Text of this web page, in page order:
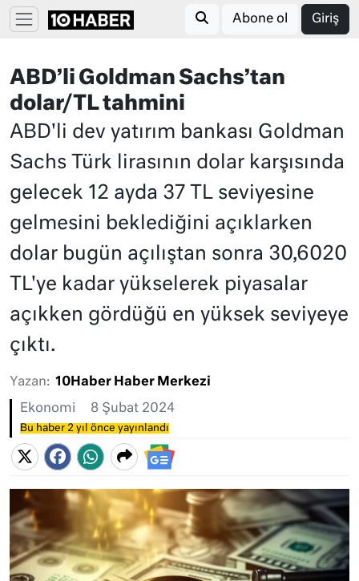
Abone ol Giriş
ABD’li Goldman Sachs’tan
dolar/TL tahmini
ABD'li dev yatırım bankası Goldman
Sachs Türk lirasının dolar karşısında
gelecek 12 ayda 37 TL seviyesine
gelmesini beklediğini açıklarken
dolar bugün açılıştan sonra 30,6020
TL'ye kadar yükselerek piyasalar
açıkken gördüğü en yüksek seviyeye
çıktı.
Yazan: 10Haber Haber Merkezi
Ekonomi 8 Şubat 2024
Bu haber 2 yıl önce yayınlandı